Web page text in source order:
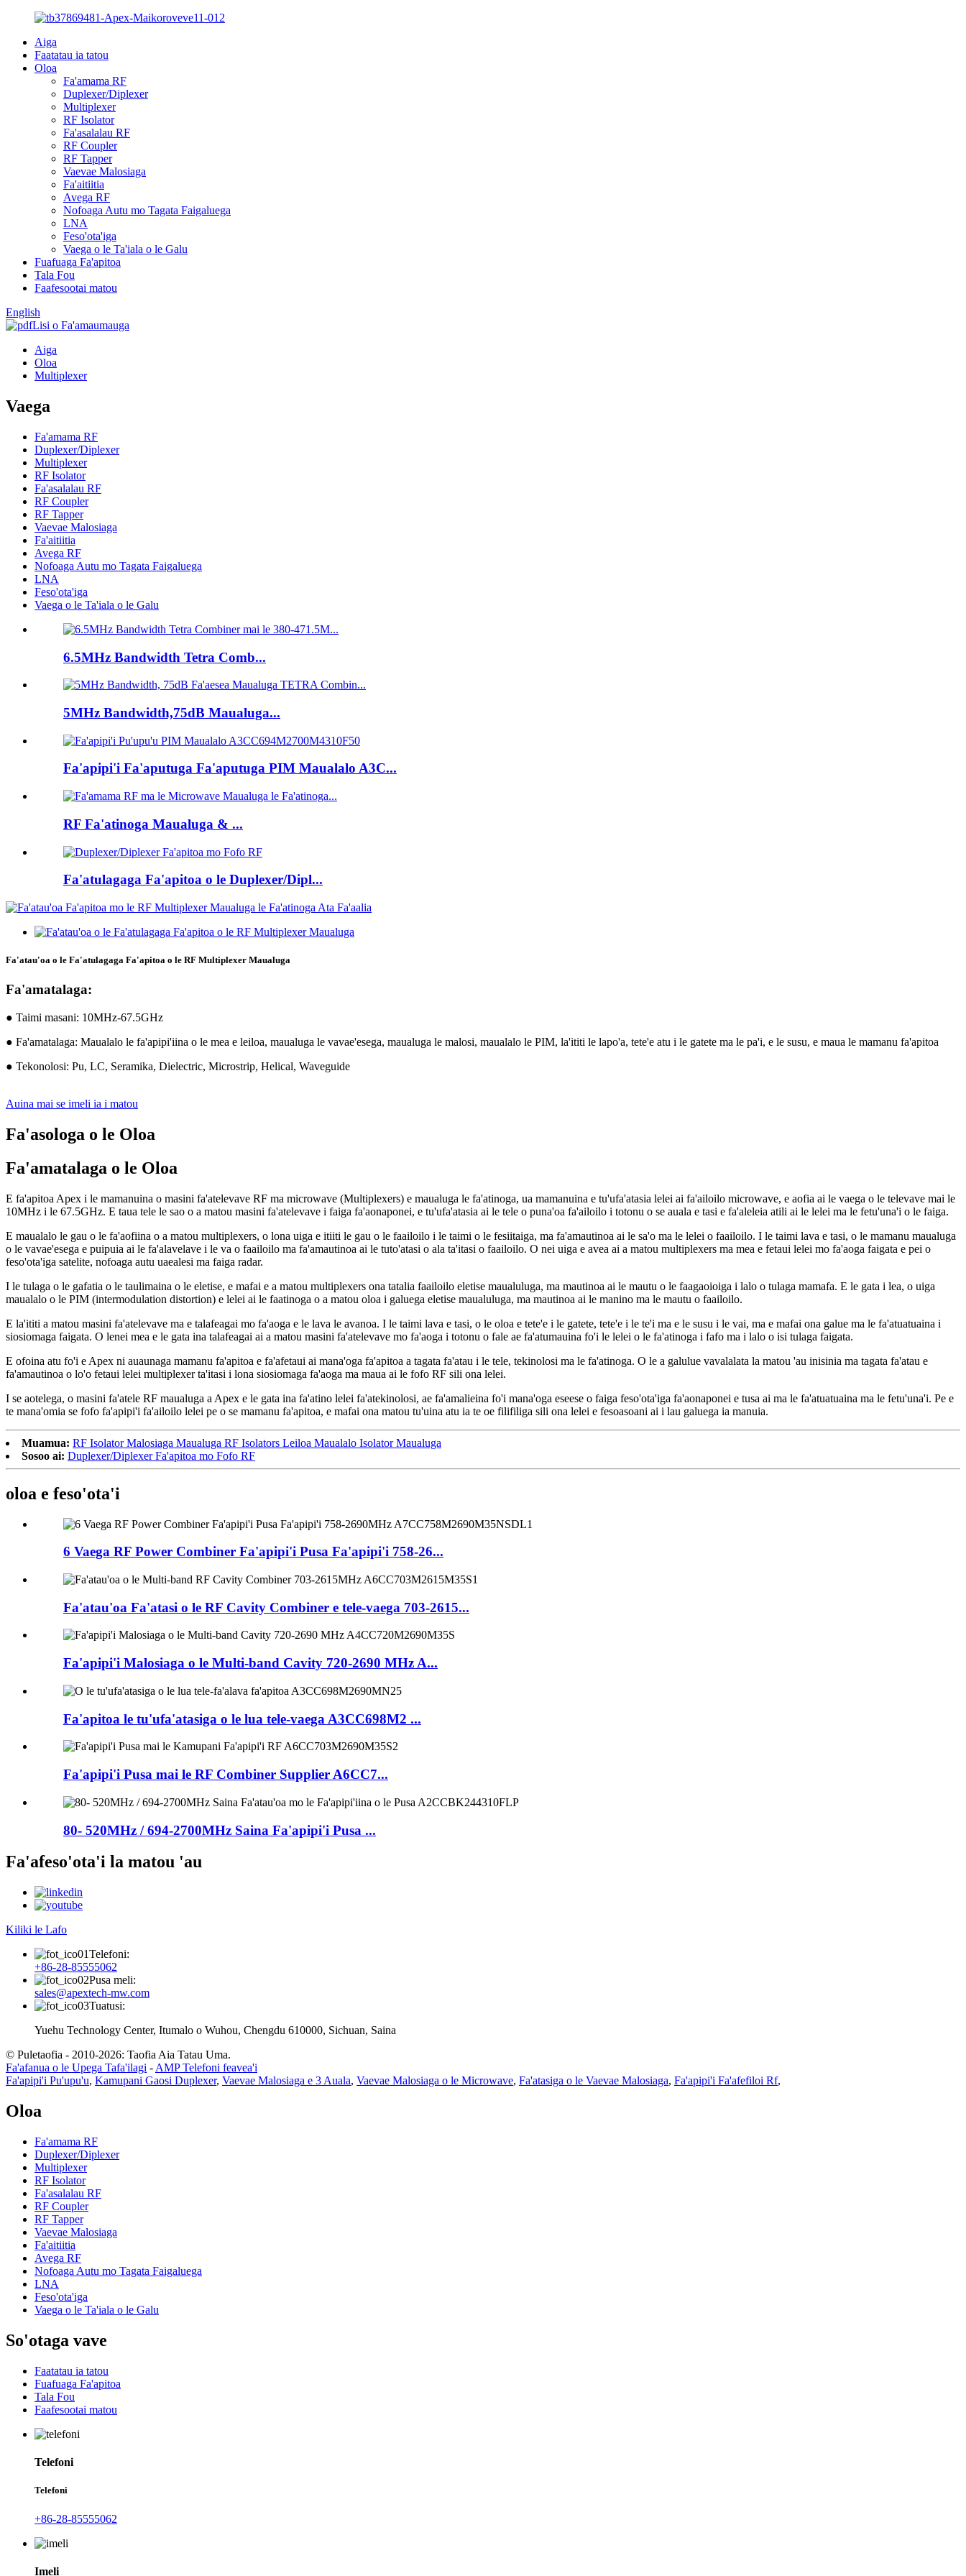
Aiga
Faatatau ia tatou
Oloa
Fa'amama RF
Duplexer/Diplexer
Multiplexer
RF Isolator
Fa'asalalau RF
RF Coupler
RF Tapper
Vaevae Malosiaga
Fa'aitiitia
Avega RF
Nofoaga Autu mo Tagata Faigaluega
LNA
Feso'ota'iga
Vaega o le Ta'iala o le Galu
Fuafuaga Fa'apitoa
Tala Fou
Faafesootai matou
English
Lisi o Fa'amaumauga
Aiga
Oloa
Multiplexer
Vaega
Fa'amama RF
Duplexer/Diplexer
Multiplexer
RF Isolator
Fa'asalalau RF
RF Coupler
RF Tapper
Vaevae Malosiaga
Fa'aitiitia
Avega RF
Nofoaga Autu mo Tagata Faigaluega
LNA
Feso'ota'iga
Vaega o le Ta'iala o le Galu
6.5MHz Bandwidth Tetra Comb...
5MHz Bandwidth,75dB Maualuga...
Fa'apipi'i Fa'aputuga Fa'aputuga PIM Maualalo A3C...
RF Fa'atinoga Maualuga & ...
Fa'atulagaga Fa'apitoa o le Duplexer/Dipl...
Fa'atau'oa o le Fa'atulagaga Fa'apitoa o le RF Multiplexer Maualuga
Fa'amatalaga:
● Taimi masani: 10MHz-67.5GHz
● Fa'amatalaga: Maualalo le fa'apipi'iina o le mea e leiloa, maualuga le vavae'esega, maualuga le malosi, maualalo le PIM, la'ititi le lapo'a, tete'e atu i le gatete ma le pa'i, e le susu, e maua le mamanu fa'apitoa
● Tekonolosi: Pu, LC, Seramika, Dielectric, Microstrip, Helical, Waveguide
Auina mai se imeli ia i matou
Fa'asologa o le Oloa
Fa'amatalaga o le Oloa
E fa'apitoa Apex i le mamanuina o masini fa'atelevave RF ma microwave (Multiplexers) e maualuga le fa'atinoga, ua mamanuina e tu'ufa'atasia lelei ai fa'ailoilo microwave, e aofia ai le vaega o le televave mai le
10MHz i le 67.5GHz. E taua tele le sao o a matou masini fa'atelevave i faiga fa'aonaponei, e tu'ufa'atasia ai le tele o puna'oa fa'ailoilo i totonu o se auala e tasi e fa'aleleia atili ai le lelei ma le fetu'una'i o le faiga.
E maualalo le gau o le fa'aofiina o a matou multiplexers, o lona uiga e itiiti le gau o le faailoilo i le taimi o le fesiitaiga, ma fa'amautinoa ai le sa'o ma le lelei o faailoilo. I le taimi lava e tasi, o le mamanu maualuga
o le vavae'esega e puipuia ai le fa'alavelave i le va o faailoilo ma fa'amautinoa ai le tuto'atasi o ala ta'itasi o faailoilo. O nei uiga e avea ai a matou multiplexers ma mea e fetaui lelei mo fa'aoga faigata e pei o
feso'ota'iga satelite, nofoaga autu uaealesi ma faiga radar.
I le tulaga o le gafatia o le taulimaina o le eletise, e mafai e a matou multiplexers ona tatalia faailoilo eletise maualuluga, ma mautinoa ai le mautu o le faagaoioiga i lalo o tulaga mamafa. E le gata i lea, o uiga
maualalo o le PIM (intermodulation distortion) e lelei ai le faatinoga o a matou oloa i galuega eletise maualuluga, ma mautinoa ai le manino ma le mautu o faailoilo.
E la'ititi a matou masini fa'atelevave ma e talafeagai mo fa'aoga e le lava le avanoa. I le taimi lava e tasi, o le oloa e tete'e i le gatete, tete'e i le te'i ma e le susu i le vai, ma e mafai ona galue ma le fa'atuatuaina i
siosiomaga faigata. O lenei mea e le gata ina talafeagai ai a matou masini fa'atelevave mo fa'aoga i totonu o fale ae fa'atumauina fo'i le lelei o le fa'atinoga i fafo ma i lalo o isi tulaga faigata.
E ofoina atu fo'i e Apex ni auaunaga mamanu fa'apitoa e fa'afetaui ai mana'oga fa'apitoa a tagata fa'atau i le tele, tekinolosi ma le fa'atinoga. O le a galulue vavalalata la matou 'au inisinia ma tagata fa'atau e
fa'amautinoa o lo'o fetaui lelei multiplexer ta'itasi i lona siosiomaga fa'aoga ma maua ai le fofo RF sili ona lelei.
I se aotelega, o masini fa'atele RF maualuga a Apex e le gata ina fa'atino lelei fa'atekinolosi, ae fa'amalieina fo'i mana'oga eseese o faiga feso'ota'iga fa'aonaponei e tusa ai ma le fa'atuatuaina ma le fetu'una'i. Pe e
te mana'omia se fofo fa'apipi'i fa'ailoilo lelei pe o se mamanu fa'apitoa, e mafai ona matou tu'uina atu ia te oe filifiliga sili ona lelei e fesoasoani ai i lau galuega ia manuia.
Muamua: RF Isolator Malosiaga Maualuga RF Isolators Leiloa Maualalo Isolator Maualuga
Sosoo ai: Duplexer/Diplexer Fa'apitoa mo Fofo RF
oloa e feso'ota'i
6 Vaega RF Power Combiner Fa'apipi'i Pusa Fa'apipi'i 758-26...
Fa'atau'oa Fa'atasi o le RF Cavity Combiner e tele-vaega 703-2615...
Fa'apipi'i Malosiaga o le Multi-band Cavity 720-2690 MHz A...
Fa'apitoa le tu'ufa'atasiga o le lua tele-vaega A3CC698M2 ...
Fa'apipi'i Pusa mai le RF Combiner Supplier A6CC7...
80- 520MHz / 694-2700MHz Saina Fa'apipi'i Pusa ...
Fa'afeso'ota'i la matou 'au
Kiliki le Lafo
Telefoni:
+86-28-85555062
Pusa meli:
sales@apextech-mw.com
Tuatusi:
Yuehu Technology Center, Itumalo o Wuhou, Chengdu 610000, Sichuan, Saina
© Puletaofia - 2010-2026: Taofia Aia Tatau Uma.
Fa'afanua o le Upega Tafa'ilagi - AMP Telefoni feavea'i
Fa'apipi'i Pu'upu'u, Kamupani Gaosi Duplexer, Vaevae Malosiaga e 3 Auala, Vaevae Malosiaga o le Microwave, Fa'atasiga o le Vaevae Malosiaga, Fa'apipi'i Fa'afefiloi Rf,
Oloa
Fa'amama RF
Duplexer/Diplexer
Multiplexer
RF Isolator
Fa'asalalau RF
RF Coupler
RF Tapper
Vaevae Malosiaga
Fa'aitiitia
Avega RF
Nofoaga Autu mo Tagata Faigaluega
LNA
Feso'ota'iga
Vaega o le Ta'iala o le Galu
So'otaga vave
Faatatau ia tatou
Fuafuaga Fa'apitoa
Tala Fou
Faafesootai matou
Telefoni
Telefoni
+86-28-85555062
Imeli